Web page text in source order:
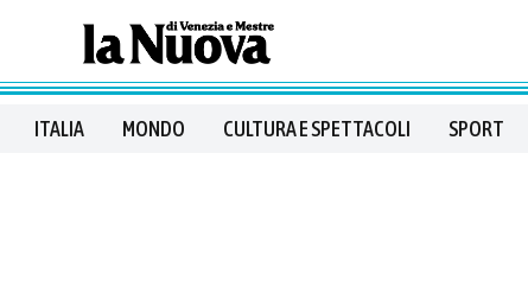
ITALIA MONDO CULTURA E SPETTACOLI SPORT